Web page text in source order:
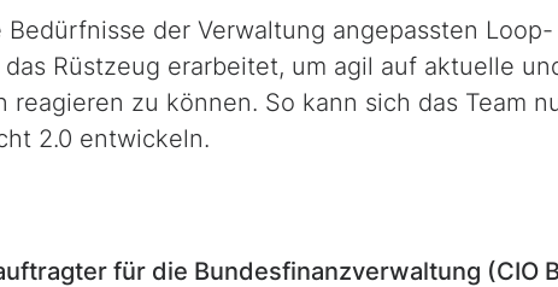
der Verwaltung angepassten Loop-
Rüstzeug erarbeitet, um agil auf aktuelle
reagieren zu können. So kann sich das Team
2.0 entwickeln.
für die Bundesfinanzverwaltung (CIO